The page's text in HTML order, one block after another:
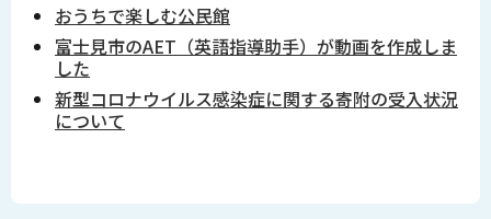
おうちで楽しむ公民館
富士見市のAET（英語指導助手）が動画を作成しま
した
新型コロナウイルス感染症に関する寄附の受入状況
について